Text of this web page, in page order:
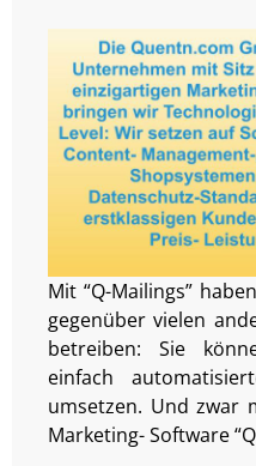
Mit “Q-Mailings”
gegenüber vielen
betreiben: Sie
einfach
umsetzen. Und zwar
Marketing- Software